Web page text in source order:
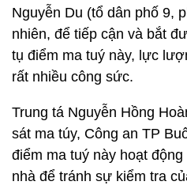
Nguyễn Du (tổ dân phố 9,
nhiên, để tiếp cận và bắt
tụ điểm ma tuý này, lực
rất nhiều công sức.
Trung tá Nguyễn Hồng
sát ma túy, Công an TP
điểm ma tuý này hoạt
nhà để tránh sự kiểm tra